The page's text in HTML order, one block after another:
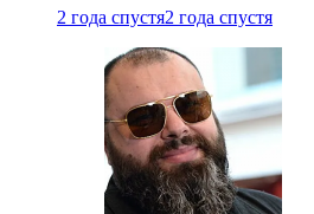
2 года спустя2 года спустя